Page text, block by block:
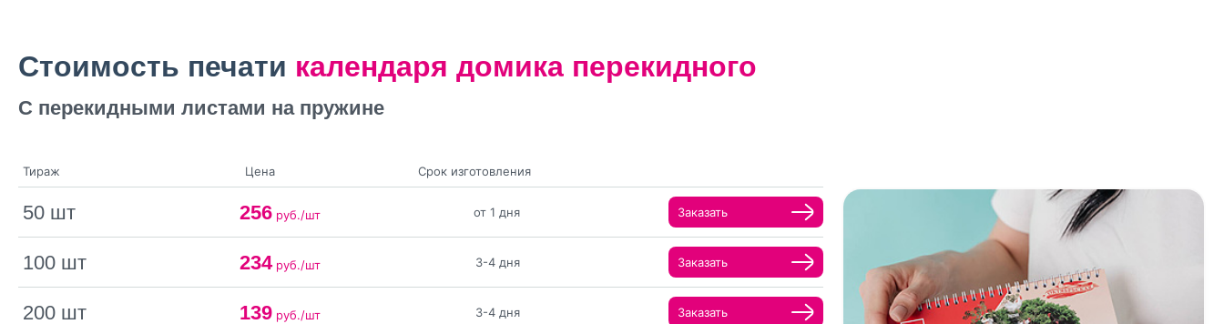
Стоимость печати календаря домика перекидного
С перекидными листами на пружине
Тираж Цена Срок изготовления
50 шт 256 руб./шт от 1 дня Заказать
100 шт 234руб./шт 3-4 дня Заказать
200 шт 139 руб./шт 3-4 дня Заказать